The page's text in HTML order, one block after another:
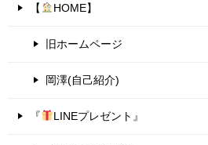
【 HOME】
旧ホームページ
岡澤(自己紹介)
『 LINEプレゼント』